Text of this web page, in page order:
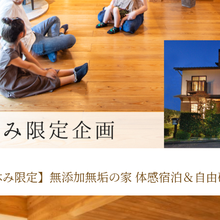
限定】無添加無垢の家 体感宿泊＆自